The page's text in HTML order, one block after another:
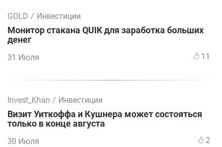
GOLD / Инвестиции
Монитор стакана QUIK для заработка больших
денег
31 Июля 11
Invest_Khan / Инвестиции
Визит Уиткоффа и Кушнера может состояться
только в конце августа
30 Июля 2